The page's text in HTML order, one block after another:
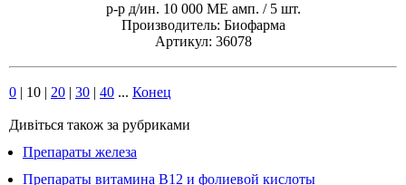
р-р д/ин. 10 000 МЕ амп. / 5 шт.
Производитель: Биофарма
Артикул: 36078
0 | 10 | 20 | 30 | 40 ... Конец
Дивіться також за рубриками
Препараты железа
Препараты витамина В12 и фолиевой кислоты